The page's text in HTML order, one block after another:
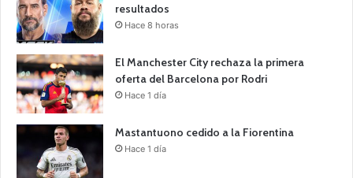
resultados
Hace 8 horas
El Manchester City rechaza la primera
oferta del Barcelona por Rodri
Hace 1 día
Mastantuono cedido a la Fiorentina
Hace 1 día